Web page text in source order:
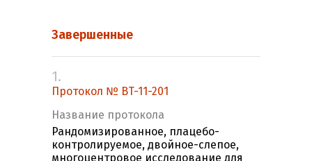
Завершенные
1.
Протокол № BT-11-201
Название протокола
Рандомизированное, плацебо-
контролируемое, двойное-слепое,
многоцентровое исследование для